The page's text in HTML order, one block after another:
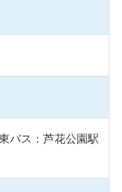
バス：芦花公園駅